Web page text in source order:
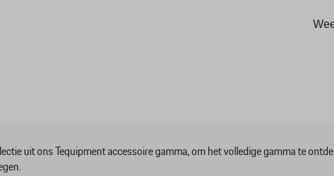
uit ons Tequipment accessoire gamma, om het volledige gamma te